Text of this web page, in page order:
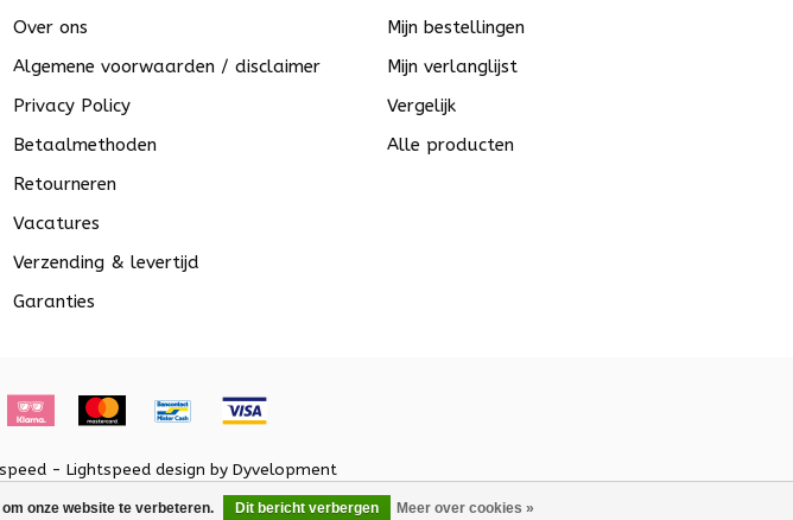
onze website te verbeteren. Dit bericht verbergen Meer over cookies »
Over ons
Algemene voorwaarden / disclaimer
Privacy Policy
Betaalmethoden
Retourneren
Vacatures
Verzending & levertijd
Garanties
Mijn bestellingen
Mijn verlanglijst
Vergelijk
Alle producten
- Lightspeed design by Dyvelopment